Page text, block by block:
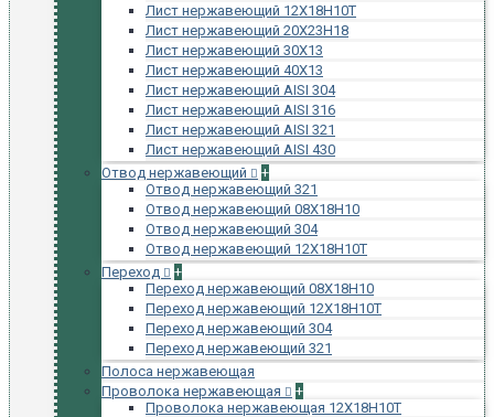
Лист нержавеющий 12Х18Н10Т
Лист нержавеющий 20Х23Н18
Лист нержавеющий 30Х13
Лист нержавеющий 40Х13
Лист нержавеющий AISI 304
Лист нержавеющий AISI 316
Лист нержавеющий AISI 321
Лист нержавеющий AISI 430
Отвод нержавеющий
+
Отвод нержавеющий 321
Отвод нержавеющий 08Х18Н10
Отвод нержавеющий 304
Отвод нержавеющий 12Х18Н10Т
Переход
+
Переход нержавеющий 08Х18Н10
Переход нержавеющий 12Х18Н10Т
Переход нержавеющий 304
Переход нержавеющий 321
Полоса нержавеющая
Проволока нержавеющая
+
Проволока нержавеющая 12Х18Н10Т